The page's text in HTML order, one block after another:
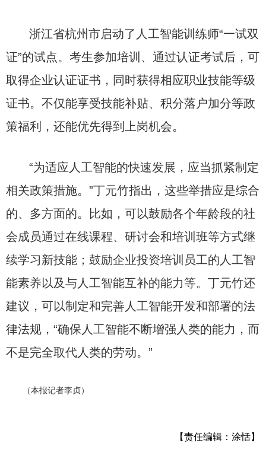
浙江省杭州市启动了人工智能训练师“一试双
证”的试点。考生参加培训、通过认证考试后，可
取得企业认证证书，同时获得相应职业技能等级
证书。不仅能享受技能补贴、积分落户加分等政
策福利，还能优先得到上岗机会。
“为适应人工智能的快速发展，应当抓紧制定
相关政策措施。”丁元竹指出，这些举措应是综合
的、多方面的。比如，可以鼓励各个年龄段的社
会成员通过在线课程、研讨会和培训班等方式继
续学习新技能；鼓励企业投资培训员工的人工智
能素养以及与人工智能互补的能力等。丁元竹还
建议，可以制定和完善人工智能开发和部署的法
律法规，“确保人工智能不断增强人类的能力，而
不是完全取代人类的劳动。”
（本报记者李贞）
【责任编辑：涂恬】